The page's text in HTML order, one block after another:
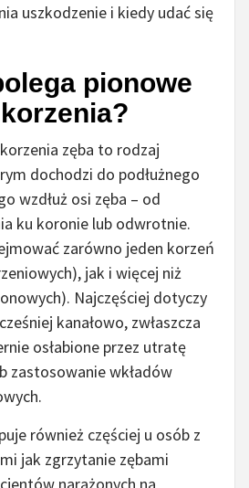
uszkodzenie i kiedy udać się
pionowe
zęba to rodzaj
dochodzi do podłużnego
wzdłuż osi zęba – od
ku koronie lub odwrotnie.
zarówno jeden korzeń
jak i więcej niż
Najczęściej dotyczy
kanałowo, zwłaszcza
osłabione przez utratę
zastosowanie wkładów
również częściej u osób z
jak zgrzytanie zębami